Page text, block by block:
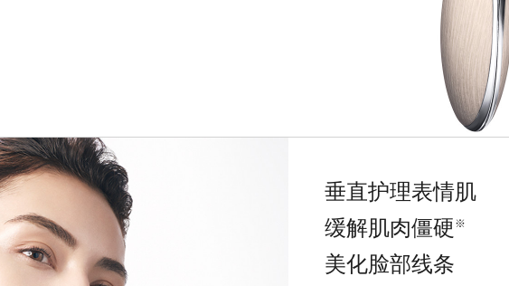
垂直护理表情肌
缓解肌肉僵硬 ※
美化脸部线条